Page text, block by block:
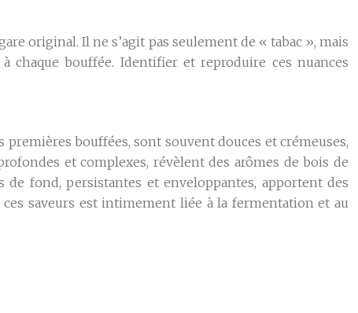
original. Il ne s’agit pas seulement de « tabac », mais
chaque bouffée. Identifier et reproduire ces nuances
bouffées, sont souvent douces et crémeuses,
et complexes, révèlent des arômes de bois de
de fond, persistantes et enveloppantes, apportent des
saveurs est intimement liée à la fermentation et au